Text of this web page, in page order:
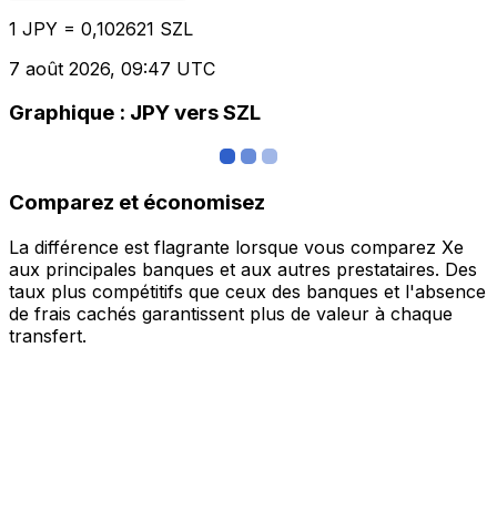
1 JPY = 0,102621 SZL
7 août 2026, 09:47 UTC
Graphique : JPY vers SZL
Comparez et économisez
La différence est flagrante lorsque vous comparez Xe
aux principales banques et aux autres prestataires. Des
taux plus compétitifs que ceux des banques et l'absence
de frais cachés garantissent plus de valeur à chaque
transfert.